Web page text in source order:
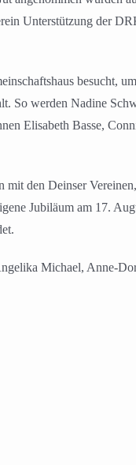
Unterstützung der
besucht,
So werden Nadine
Elisabeth Basse,
den Deinser
Jubiläum am 17.
Michael, Anne-